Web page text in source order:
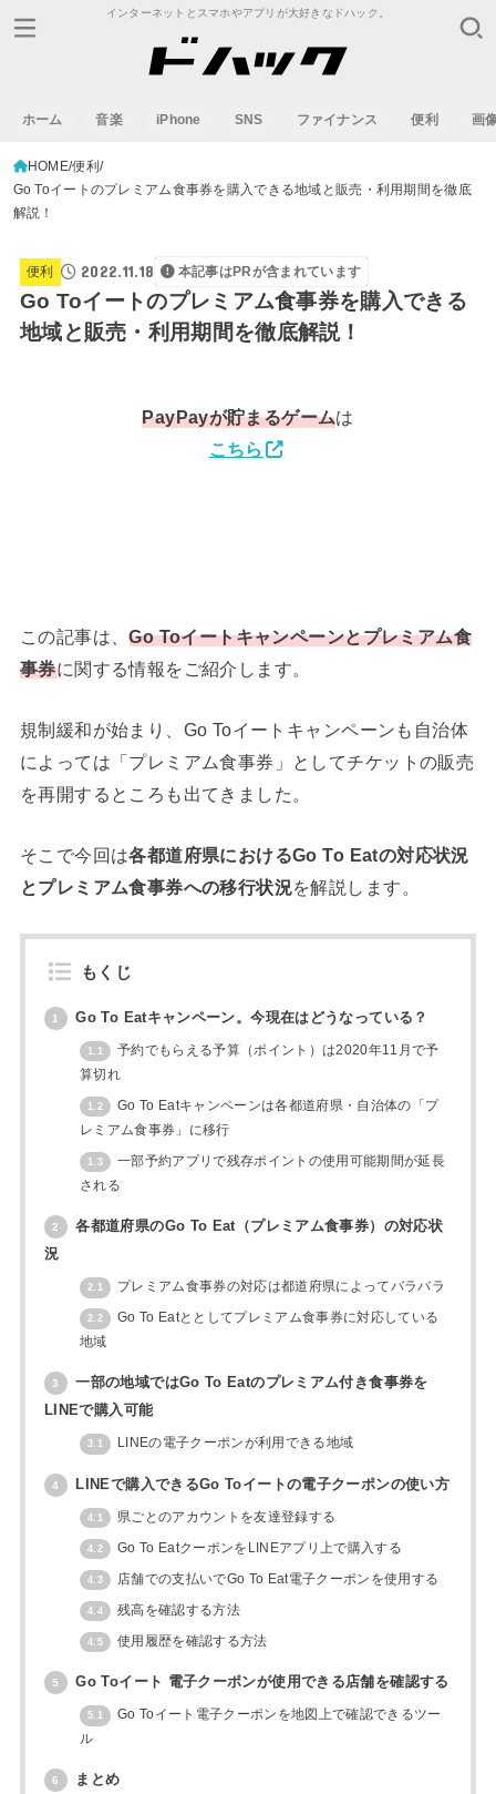
インターネットとスマホやアプリが大好きなドハック。
ホーム 音楽 iPhone SNS ファイナンス 便利 画
HOME 便利
Go Toイートのプレミアム食事券を購入できる地域と販売・利用期間を徹底
解説！
便利 2022.11.18 本記事はPRが含まれています
Go Toイートのプレミアム食事券を購入できる
地域と販売・利用期間を徹底解説！
PayPayが貯まるゲームは
こちら
この記事は、Go Toイートキャンペーンとプレミアム食
事券に関する情報をご紹介します。
規制緩和が始まり、Go Toイートキャンペーンも自治体
によっては「プレミアム食事券」としてチケットの販売
を再開するところも出てきました。
そこで今回は各都道府県におけるGo To Eatの対応状況
とプレミアム食事券への移行状況を解説します。
もくじ
1 Go To Eatキャンペーン。今現在はどうなっている？
1.1
予約でもらえる予算（ポイント）は2020年11月で予
算切れ
1.2
Go To Eatキャンペーンは各都道府県・自治体の「プ
レミアム食事券」に移行
1.3
一部予約アプリで残存ポイントの使用可能期間が延長
される
2
各都道府県のGo To Eat（プレミアム食事券）の対応状
況
2.1 プレミアム食事券の対応は都道府県によってバラバラ
2.2
Go To Eatととしてプレミアム食事券に対応している
地域
3
一部の地域ではGo To Eatのプレミアム付き食事券を
LINEで購入可能
3.1 LINEの電子クーポンが利用できる地域
4 LINEで購入できるGo Toイートの電子クーポンの使い方
4.1 県ごとのアカウントを友達登録する
4.2 Go To EatクーポンをLINEアプリ上で購入する
4.3 店舗での支払いでGo To Eat電子クーポンを使用する
4.4 残高を確認する方法
4.5 使用履歴を確認する方法
5 Go Toイート 電子クーポンが使用できる店舗を確認する
5.1
Go Toイート電子クーポンを地図上で確認できるツー
ル
6 まとめ